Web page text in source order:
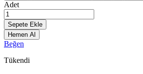
Adet
Sepete Ekle
Hemen Al
Beğen
Tükendi